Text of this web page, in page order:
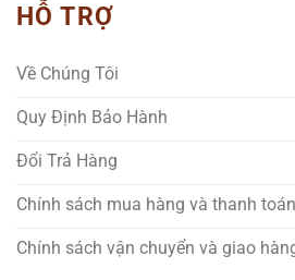
HỖ TRỢ
Về Chúng Tôi
Quy Định Bảo Hành
Đổi Trả Hàng
Chính sách mua hàng và thanh toán
Chính sách vận chuyển và giao